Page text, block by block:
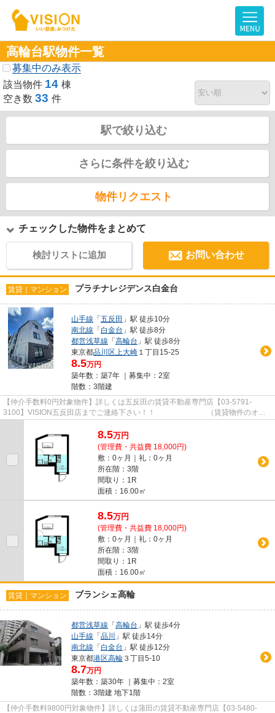
高輪台駅物件一覧
募集中のみ表示
該当物件 14 棟
空き数 33 件
駅で絞り込む
さらに条件を絞り込む
物件リクエスト
チェックした物件をまとめて
検討リストに追加 お問い合わせ
賃貸｜マンション プラチナレジデンス白金台
山手線 「五反田 」駅 徒歩10分
南北線 「白金台 」駅 徒歩8分
都営浅草線 「高輪台 」駅 徒歩8分
東京都品川区上大崎 １丁目15-25
8.5万円
築年数：築7年 ｜募集中： 2室
階数：3階建
【仲介手数料0円対象物件】詳しくは五反田の賃貸不動産専門店【03-5791-
3100】VISION五反田店までご連絡下さい！！ （賃貸物件のオス
スメポイント）駅徒歩10分以内 ロフ...
8.5万円
(管理費・共益費 18,000円)
敷：0ヶ月｜礼：0ヶ月
所在階：3階
間取り：1R
面積：16.00㎡
8.5万円
(管理費・共益費 18,000円)
敷：0ヶ月｜礼：0ヶ月
所在階：3階
間取り：1R
面積：16.00㎡
賃貸｜マンション ブランシェ高輪
都営浅草線 「高輪台 」駅 徒歩4分
山手線 「品川
」駅 徒歩14分
南北線 「白金台 」駅 徒歩12分
東京都港区高輪 ３丁目5-10
8.7万円
築年数：築30年 ｜募集中： 2室
階数：3階建 地下1階
【仲介手数料9800円対象物件】詳しくは蒲田の賃貸不動産専門店【03-5480-